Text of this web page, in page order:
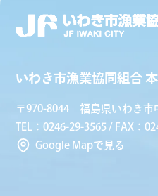
いわき市漁業協同組合
〒970-8044 福島県いわき市
TEL：0246-29-3565 / FAX：
Google Mapで見る